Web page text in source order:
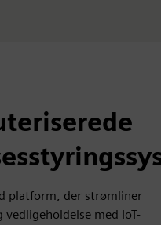
platform, der strømliner
med IoT-